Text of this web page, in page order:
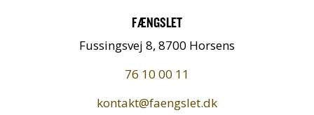
FÆNGSLET
Fussingsvej 8, 8700 Horsens
76 10 00 11
kontakt@faengslet.dk